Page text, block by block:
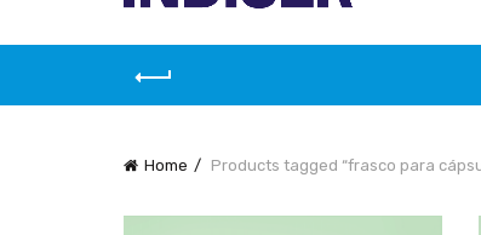
Home Products tagged “frasco para